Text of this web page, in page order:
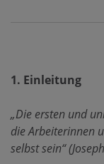
1. Einleitung
„Die ersten und
die Arbeiterinnen
selbst sein“